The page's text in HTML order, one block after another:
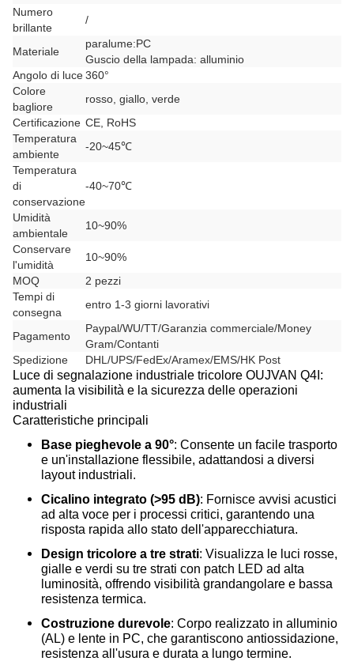
Numero
brillante
/
Materiale
paralume:PC
Guscio della lampada: alluminio
Angolo di luce360°
Colore
bagliore
rosso, giallo, verde
Certificazione CE, RoHS
Temperatura
ambiente
-20~45℃
Temperatura
di
conservazione
-40~70℃
Umidità
ambientale
10~90%
Conservare
l'umidità
10~90%
MOQ
2 pezzi
Tempi di
consegna
entro 1-3 giorni lavorativi
Pagamento
Paypal/WU/TT/Garanzia commerciale/Money
Gram/Contanti
Spedizione
DHL/UPS/FedEx/Aramex/EMS/HK Post
Luce di segnalazione industriale tricolore OUJVAN Q4I:
aumenta la visibilità e la sicurezza delle operazioni
industriali
Caratteristiche principali
Base pieghevole a 90°: Consente un facile trasporto
e un'installazione flessibile, adattandosi a diversi
layout industriali.
Cicalino integrato (>95 dB): Fornisce avvisi acustici
ad alta voce per i processi critici, garantendo una
risposta rapida allo stato dell'apparecchiatura.
Design tricolore a tre strati: Visualizza le luci rosse,
gialle e verdi su tre strati con patch LED ad alta
luminosità, offrendo visibilità grandangolare e bassa
resistenza termica.
Costruzione durevole: Corpo realizzato in alluminio
(AL) e lente in PC, che garantiscono antiossidazione,
resistenza all'usura e durata a lungo termine.